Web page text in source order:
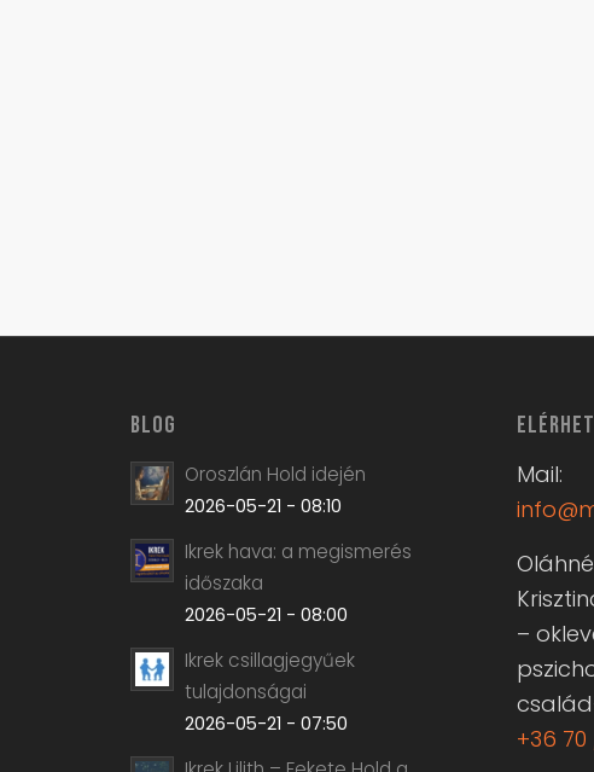
BLOG
Oroszlán Hold idején
2026-05-21 - 08:10
Ikrek hava: a megismerés
időszaka
2026-05-21 - 08:00
Ikrek csillagjegyűek
tulajdonságai
2026-05-21 - 07:50
Mail:
–
+36